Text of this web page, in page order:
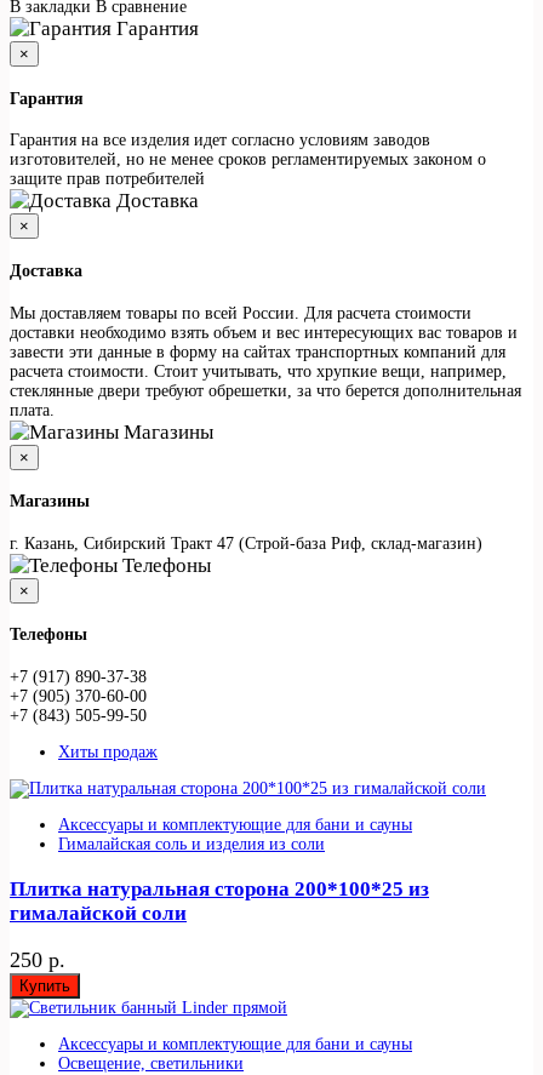
В закладки В сравнение
Гарантия
×
Гарантия
Гарантия на все изделия идет согласно условиям заводов
изготовителей, но не менее сроков регламентируемых законом о
защите прав потребителей
Доставка
×
Доставка
Мы доставляем товары по всей России. Для расчета стоимости
доставки необходимо взять объем и вес интересующих вас товаров и
завести эти данные в форму на сайтах транспортных компаний для
расчета стоимости. Стоит учитывать, что хрупкие вещи, например,
стеклянные двери требуют обрешетки, за что берется дополнительная
плата.
Магазины
×
Магазины
г. Казань, Сибирский Тракт 47 (Строй-база Риф, склад-магазин)
Телефоны
×
Телефоны
+7 (917) 890-37-38
+7 (905) 370-60-00
+7 (843) 505-99-50
Хиты продаж
Аксессуары и комплектующие для бани и сауны
Гималайская соль и изделия из соли
Плитка натуральная сторона 200*100*25 из
гималайской соли
250 р.
Купить
Аксессуары и комплектующие для бани и сауны
Освещение, светильники